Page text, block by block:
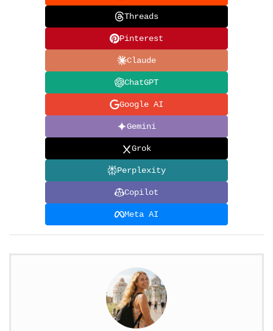
Threads
Pinterest
Claude
ChatGPT
Google AI
Gemini
Grok
Perplexity
Copilot
Meta AI